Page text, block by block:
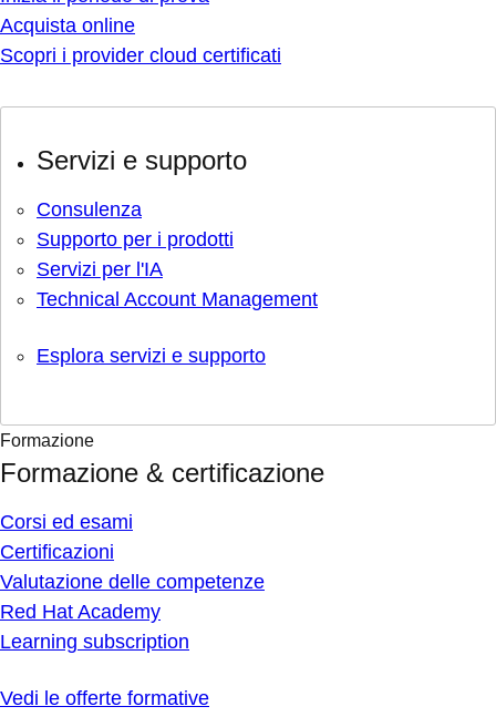
Acquista online
Scopri i provider cloud certificati
Servizi e supporto
Consulenza
Supporto per i prodotti
Servizi per l'IA
Technical Account Management
Esplora servizi e supporto
Formazione
Formazione & certificazione
Corsi ed esami
Certificazioni
Valutazione delle competenze
Red Hat Academy
Learning subscription
Vedi le offerte formative